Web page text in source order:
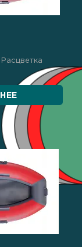
Расцветка